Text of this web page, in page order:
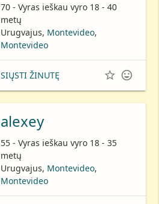
70 - Vyras ieškau vyro 18 - 40
metų
Urugvajus, Montevideo,
Montevideo
SIŲSTI ŽINUTĘ  
alexey
55 - Vyras ieškau vyro 18 - 35
metų
Urugvajus, Montevideo,
Montevideo